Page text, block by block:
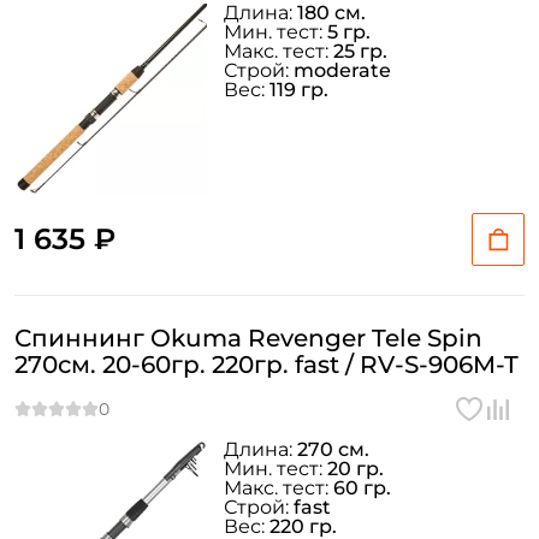
1 635 ₽
Длина: 180 см.
Мин. тест: 5 гр.
Макс. тест: 25 гр.
Строй: moderate
Вес: 119 гр.
Спиннинг Okuma Revenger Tele Spin
270см. 20-60гр. 220гр. fast / RV-S-906M-T
Длина: 270 см.
Мин. тест: 20 гр.
Макс. тест: 60 гр.
Строй: fast
Вес: 220 гр.